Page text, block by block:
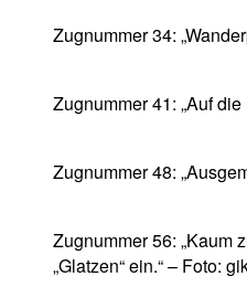
Zugnummer 34:
Zugnummer 41: „Auf
Zugnummer 48:
Zugnummer 56: „Kaum
„Glatzen“ ein.“ – Foto: